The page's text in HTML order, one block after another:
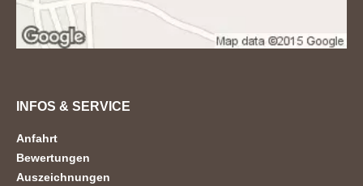
INFOS & SERVICE
Anfahrt
Bewertungen
Auszeichnungen